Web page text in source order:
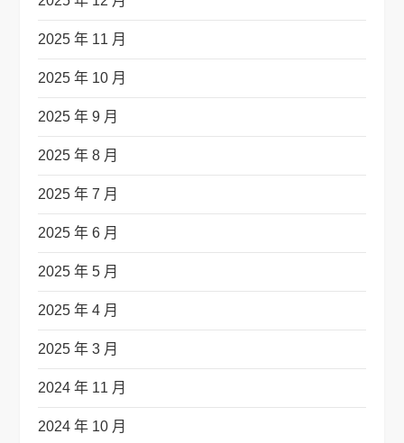
2025 年 11 月
2025 年 10 月
2025 年 9 月
2025 年 8 月
2025 年 7 月
2025 年 6 月
2025 年 5 月
2025 年 4 月
2025 年 3 月
2024 年 11 月
2024 年 10 月